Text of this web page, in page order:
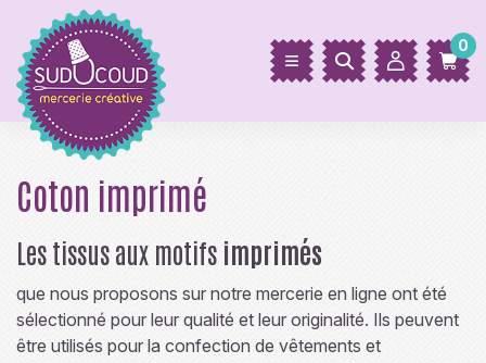
0
Coton imprimé
Les tissus aux motifs imprimés
que nous proposons sur notre mercerie en ligne ont été
sélectionné pour leur qualité et leur originalité. Ils peuvent
être utilisés pour la confection de vêtements et